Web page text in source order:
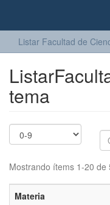
Listar Facultad de
tema
Mostrando ítems 1-20 de
Materia